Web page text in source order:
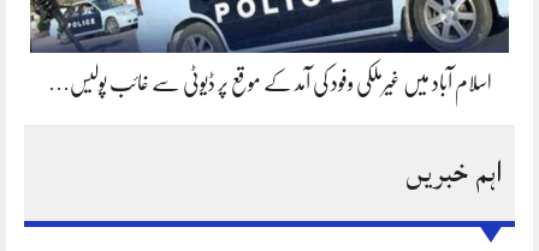
اسلام آباد میں غیرملکی وفود کی آمد کے موقع پر ڈیوٹی سے غائب پولیس…
اہم خبریں